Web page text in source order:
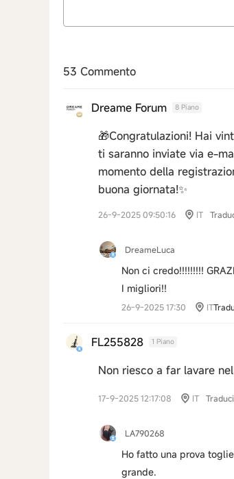
53 Commento
Dreame Forum 8 Piano
🎁Congratulazioni! Hai
ti saranno inviate via e-
momento della
buona giornata!✨
26-9-2025 09:50:16 IT
DreameLuca
Non ci credo!!!!!!!!!
I migliori!!
26-9-2025 17:30 IT
FL255828 1 Piano
Non riesco a far lavare
17-9-2025 12:17:08 IT Traduci
LA790268
Ho fatto una prova
grande.